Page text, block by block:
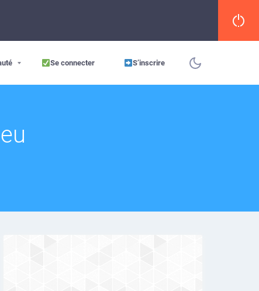
Se connecter S’inscrire